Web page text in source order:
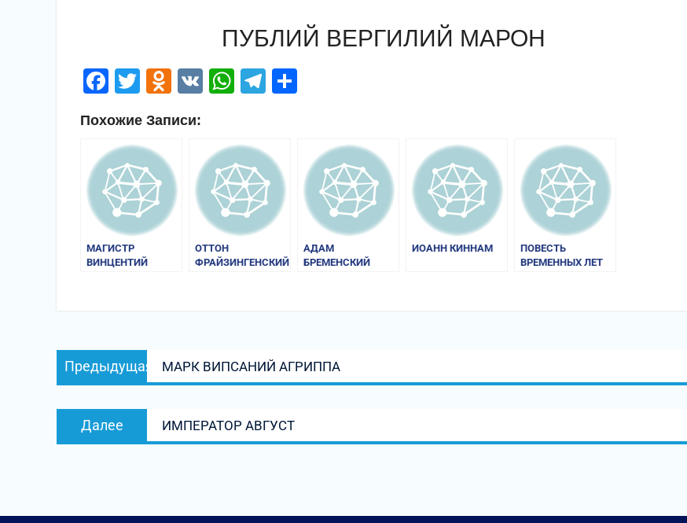
ПУБЛИЙ ВЕРГИЛИЙ МАРОН
Facebook
Twitter
Odnoklassniki
VK WhatsApp
Telegram
Похожие Записи:
МАГИСТР
ВИНЦЕНТИЙ
ОТТОН
ФРАЙЗИНГЕНСКИЙ
АДАМ
БРЕМЕНСКИЙ
ИОАНН КИННАМ
ПОВЕСТЬ
ВРЕМЕННЫХ ЛЕТ
Навигация
по
Предыдущая
запись:
МАРК ВИПСАНИЙ АГРИППА
Далее
запись:
ИМПЕРАТОР АВГУСТ